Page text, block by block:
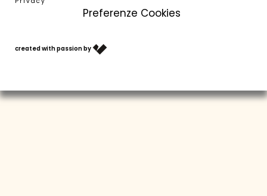
T +39 0473 623302Preferenze Cookies
created with passion by